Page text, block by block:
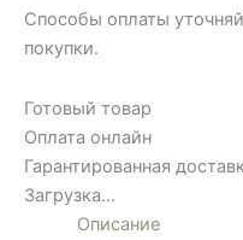
Способы оплаты
покупки.
Готовый товар
Оплата онлайн
Гарантированная
Загрузка...
Описание